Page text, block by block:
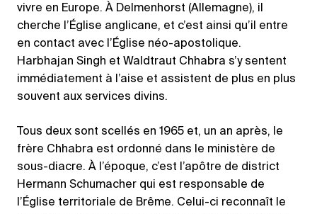
vivre en Europe. À Delmenhorst (Allemagne), il
cherche l’Église anglicane, et c’est ainsi qu’il entre
en contact avec l’Église néo-apostolique.
Harbhajan Singh et Waldtraut Chhabra s’y sentent
immédiatement à l’aise et assistent de plus en plus
souvent aux services divins.
Tous deux sont scellés en 1965 et, un an après, le
frère Chhabra est ordonné dans le ministère de
sous-diacre. À l’époque, c’est l’apôtre de district
Hermann Schumacher qui est responsable de
l’Église territoriale de Brême. Celui-ci reconnaît le